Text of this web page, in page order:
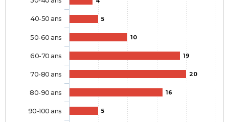
5
10
19
20
16
5
40-50 ans
50-60 ans
60-70 ans
70-80 ans
80-90 ans
90-100 ans